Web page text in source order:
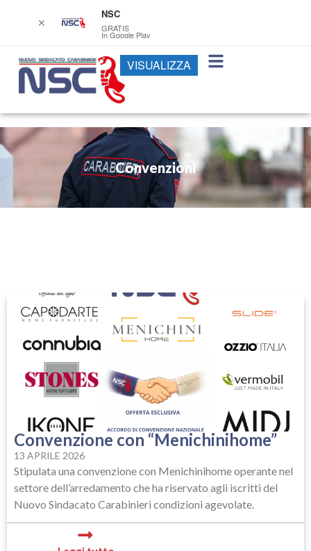
Convenzioni
Convenzione con “Menichinihome”
13 APRILE 2026
Stipulata una convenzione con Menichinihome operante nel
settore dell’arredamento che ha riservato agli iscritti del
Nuovo Sindacato Carabinieri condizioni agevolate.
✕
NSC
GRATIS
In Google Play
VISUALIZZA